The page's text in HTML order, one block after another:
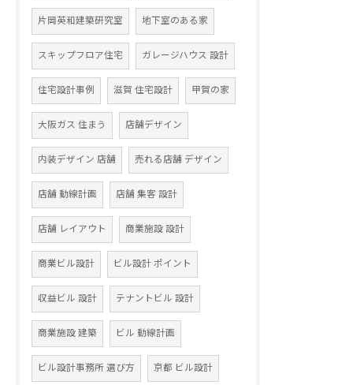
片岡英和建築研究室 地下室のある家
スキップフロア住宅 ガレージハウス 設計
住宅設計事例 滋賀 住宅設計 甲賀の家
大阪ガス 住まう 店舗デザイン
内装デザイン 店舗 売れる店舗 デザイン
店舗 動線計画 店舗 集客 設計
店舗 レイアウト 商業施設 設計
商業ビル設計 ビル設計 ポイント
収益ビル 設計 テナントビル 設計
商業施設 建築 ビル 動線計画
ビル設計事務所 選び方 京都 ビル設計